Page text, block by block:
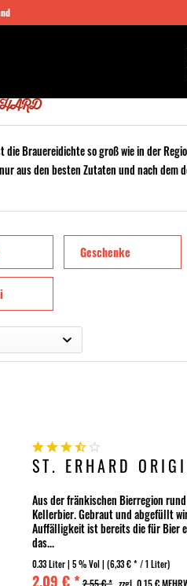
Brauereidichte so groß wie in der
aus den besten Zutaten und nach
Geschenke
ST. ERHARD
Aus der fränkischen Bierregion
Kellerbier. Gebraut und abgefüllt
Auffälligkeit ist bereits die für Bier
das...
0.33 Liter| 5 % Vol | (6,33 € * / 1 Liter)
2,09 € * 2,55 € * zzgl. 0,15 €